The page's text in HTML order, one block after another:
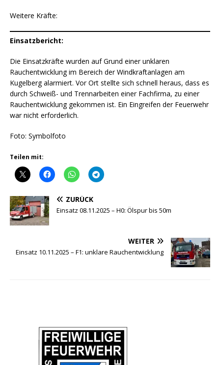
Weitere Kräfte:
Einsatzbericht:
Die Einsatzkräfte wurden auf Grund einer unklaren
Rauchentwicklung im Bereich der Windkraftanlagen am
Kugelberg alarmiert. Vor Ort stellte sich schnell heraus, dass es
durch Schweiß- und Trennarbeiten einer Fachfirma, zu einer
Rauchentwicklung gekommen ist. Ein Eingreifen der Feuerwehr
war nicht erforderlich.
Foto: Symbolfoto
Teilen mit:
ZURÜCK
Einsatz 08.11.2025 – H0: Ölspur bis 50m
WEITER
Einsatz 10.11.2025 – F1: unklare Rauchentwicklung